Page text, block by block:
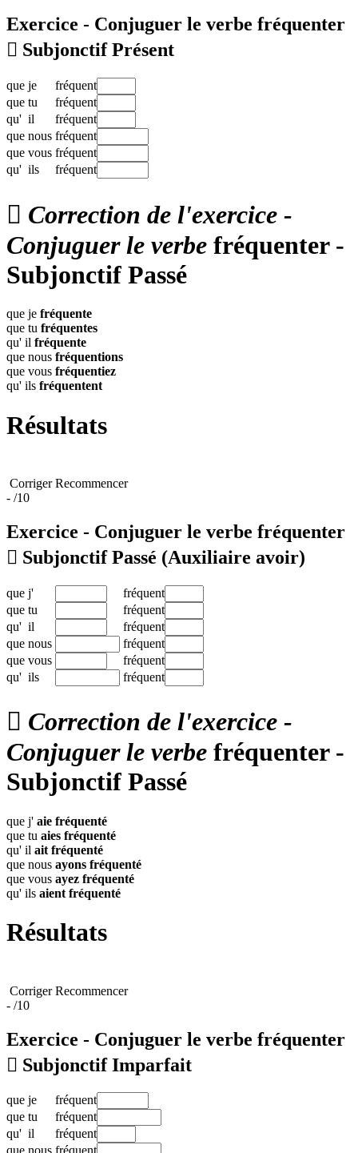
Exercice - Conjuguer le verbe fréquenter
 Subjonctif Présent
que je
fréquent
que tu
fréquent
qu' il
fréquent
que nous fréquent
que vous fréquent
qu' ils fréquent
 Correction de l'exercice -
Conjuguer le verbe fréquenter -
Subjonctif Passé
que je fréquente
que tu fréquentes
qu' il fréquente
que nous fréquentions
que vous fréquentiez
qu' ils fréquentent
Résultats
CorrigerRecommencer
- /10
Exercice - Conjuguer le verbe fréquenter
 Subjonctif Passé (Auxiliaire avoir)
que j'
fréquent
que tu
fréquent
qu' il
fréquent
que nous
fréquent
que vous
fréquent
qu' ils fréquent
 Correction de l'exercice -
Conjuguer le verbe fréquenter -
Subjonctif Passé
que j' aie fréquenté
que tu aies fréquenté
qu' il ait fréquenté
que nous ayons fréquenté
que vous ayez fréquenté
qu' ils aient fréquenté
Résultats
CorrigerRecommencer
- /10
Exercice - Conjuguer le verbe fréquenter
 Subjonctif Imparfait
que je
fréquent
que tu
fréquent
qu' il
fréquent